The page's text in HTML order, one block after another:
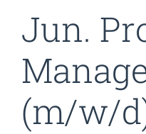
Jun.
(m/w/